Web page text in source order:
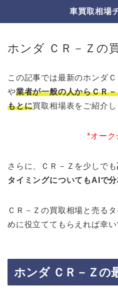
車買取相場
ホンダ ＣＲ－Ｚの
この記事では最新のホンダ
や業者が一般の人からＣＲ
もとに買取相場表をご紹介し
*オーク
さらに、ＣＲ－Ｚを少しでも
タイミングについてもAIで分
ＣＲ－Ｚの買取相場と売る
めに役立ててもらえれば幸い
ホンダ ＣＲ－Ｚの